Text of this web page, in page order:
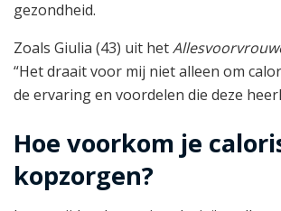
gezondheid.
Zoals Giulia (43) uit het
“Het draait voor mij niet alleen om
de ervaring en voordelen die deze
Hoe voorkom je
kopzorgen?